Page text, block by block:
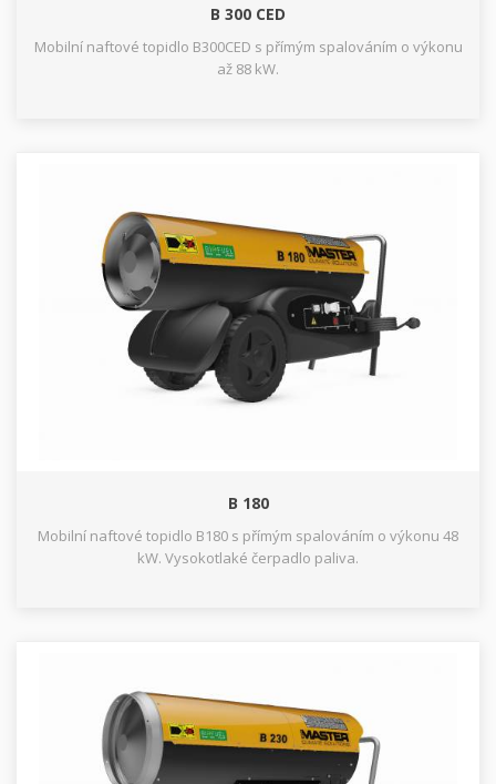
B 300 CED
Mobilní naftové topidlo B300CED s přímým spalováním o výkonu
až 88 kW.
B 180
Mobilní naftové topidlo B180 s přímým spalováním o výkonu 48
kW. Vysokotlaké čerpadlo paliva.